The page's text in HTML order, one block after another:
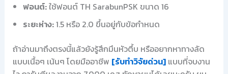
ฟอนต์:ใช้ฟอนต์ TH SarabunPSK ขนาด 16
ระยะห่าง:1.5 หรือ 2.0 ขึ้นอยู่กับข้อกำหนด
ถ้าอ่านมาถึงตรงนี้แล้วยังรู้สึกมึนหัวตึ้บ หรืออยากหาทางลัด
แบบเนื้อๆ เน้นๆ โดยมืออาชีพ [รับทำวิจัยด่วน]แบบที่จบงาน